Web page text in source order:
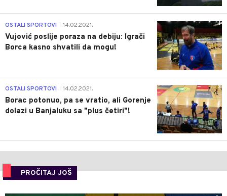
1
OSTALI SPORTOVI 14.02.2021.
Vujović poslije poraza na debiju: Igrači
Borca kasno shvatili da mogu!
3
OSTALI SPORTOVI 14.02.2021.
Borac potonuo, pa se vratio, ali Gorenje
dolazi u Banjaluku sa "plus četiri"!
PROČITAJ JOŠ